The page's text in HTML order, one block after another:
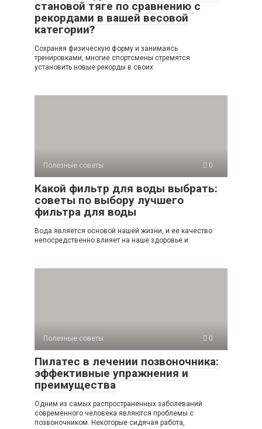
становой тяге по сравнению с
рекордами в вашей весовой
категории?
Сохраняя физическую форму и занимаясь
тренировками, многие спортсмены стремятся
установить новые рекорды в своих
Полезные советы 0
Какой фильтр для воды выбрать:
советы по выбору лучшего
фильтра для воды
Вода является основой нашей жизни, и ее качество
непосредственно влияет на наше здоровье и
Полезные советы 0
Пилатес в лечении позвоночника:
эффективные упражнения и
преимущества
Одним из самых распространенных заболеваний
современного человека являются проблемы с
позвоночником. Некоторые сидячая работа,